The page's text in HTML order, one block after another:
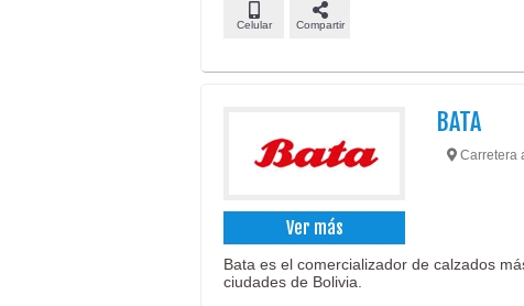
Celular Compartir
Ver más
BATA
Carretera
Bata es el comercializador de calzados
ciudades de Bolivia.